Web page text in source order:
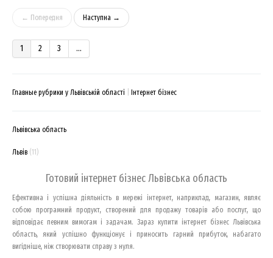
← Попередня Наступна →
1 2 3 ...
Главные рубрики у Львівській області Інтернет бізнес
Львівська область
Львів (11)
Готовий інтернет бізнес Львівська область
Ефективна і успішна діяльність в мережі інтернет, наприклад, магазин, являє
собою програмний продукт, створений для продажу товарів або послуг, що
відповідає певним вимогам і задачам. Зараз купити інтернет бізнес Львівська
область, який успішно функціонує і приносить гарний прибуток, набагато
вигідніше, ніж створювати справу з нуля.